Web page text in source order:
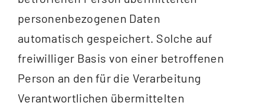
personenbezogenen Daten
automatisch gespeichert. Solche auf
freiwilliger Basis von einer betroffenen
Person an den für die Verarbeitung
Verantwortlichen übermittelten